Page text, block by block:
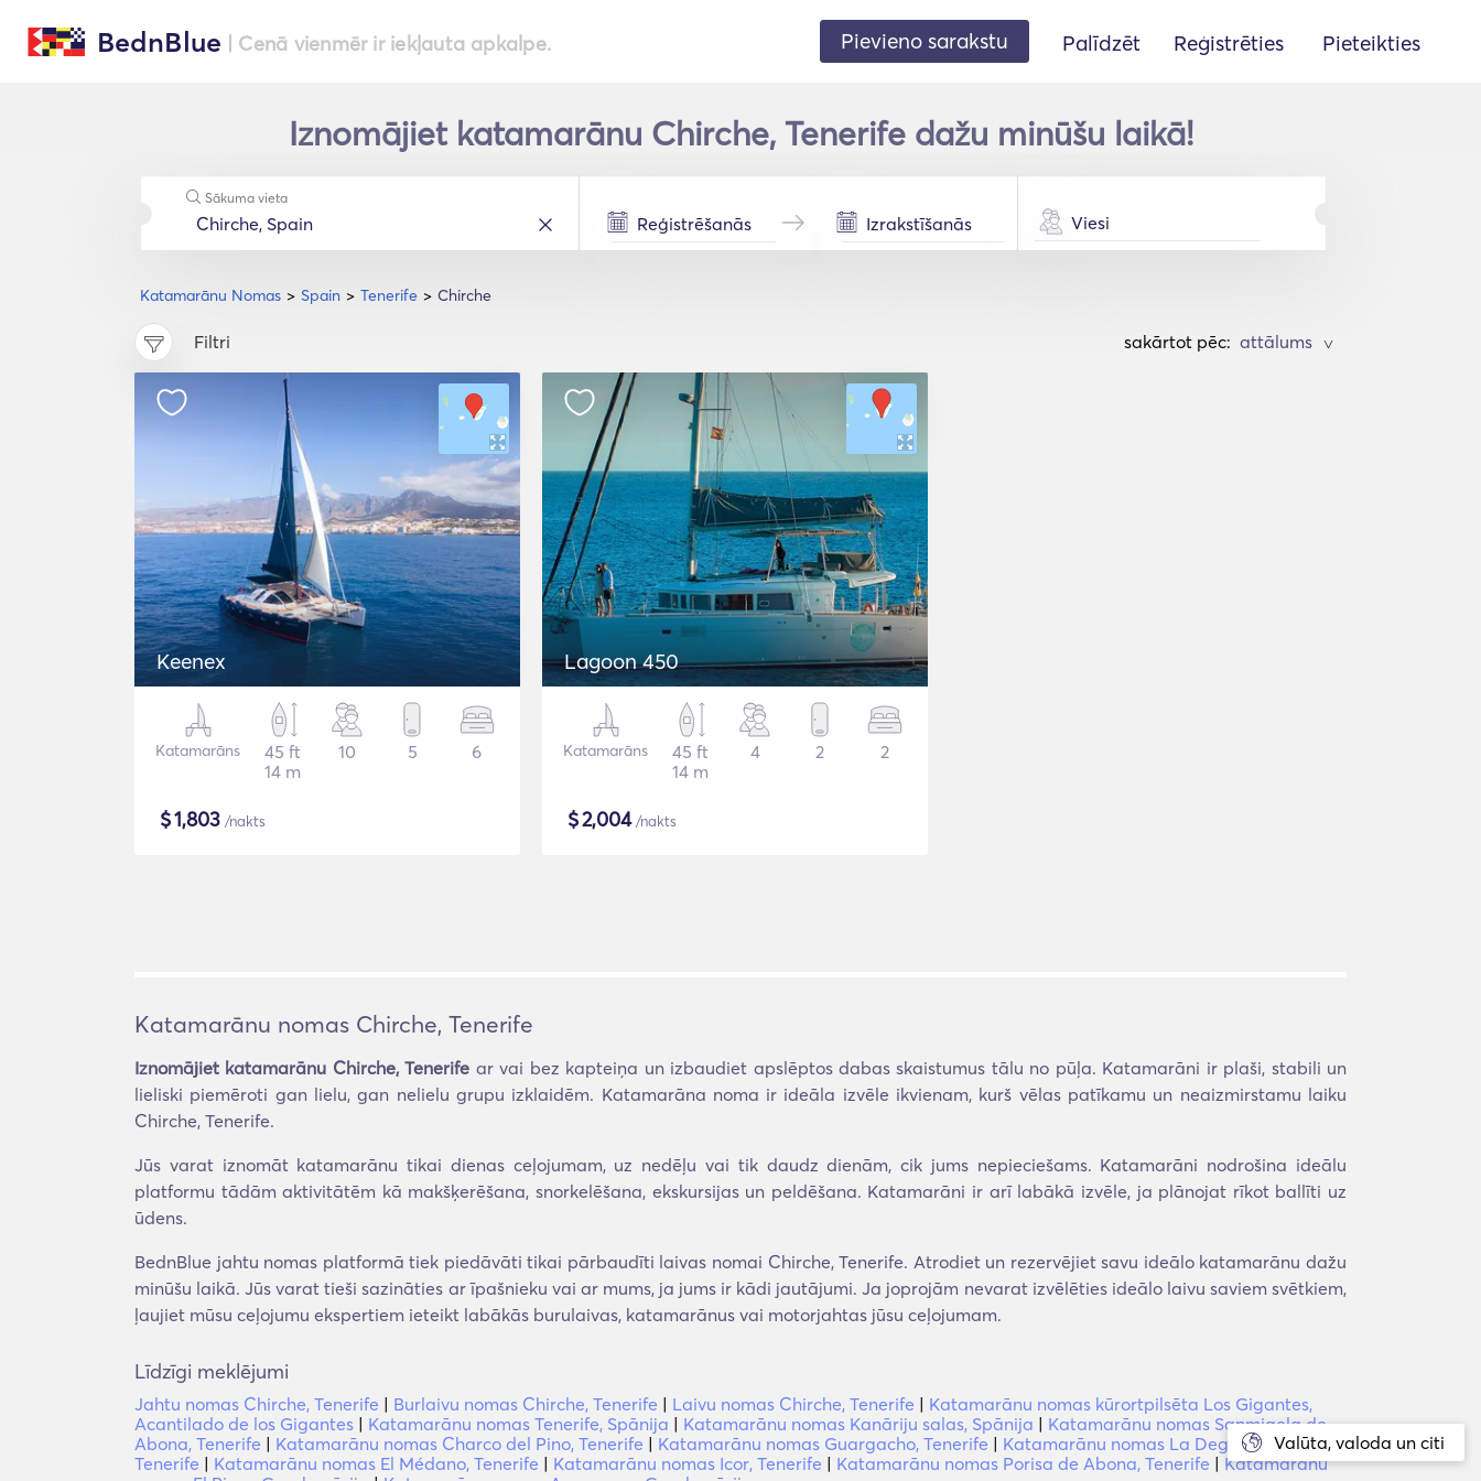
BednBlue | Cenā vienmēr ir iekļauta apkalpe. Pievieno sarakstu Palīdzēt Reģistrēties Pieteikties
Iznomājiet katamarānu Chirche, Tenerife dažu minūšu laikā!
Katamarānu Nomas Spain Tenerife Chirche
Sākuma vieta
Viesi
Filtri sakārtot pēc: >
Keenex
Katamarāns
45 ft
14 m
10 5 6
$1,803 /nakts
Lagoon 450
Katamarāns
45 ft
14 m
4 2 2
$2,004/nakts
Valūta, valoda un citi
Katamarānu nomas Chirche, Tenerife
Iznomājiet katamarānu Chirche, Tenerife ar vai bez kapteiņa un izbaudiet apslēptos dabas skaistumus tālu no pūļa. Katamarāni ir plaši, stabili un
lieliski piemēroti gan lielu, gan nelielu grupu izklaidēm. Katamarāna noma ir ideāla izvēle ikvienam, kurš vēlas patīkamu un neaizmirstamu laiku
Chirche, Tenerife.
Jūs varat iznomāt katamarānu tikai dienas ceļojumam, uz nedēļu vai tik daudz dienām, cik jums nepieciešams. Katamarāni nodrošina ideālu
platformu tādām aktivitātēm kā makšķerēšana, snorkelēšana, ekskursijas un peldēšana. Katamarāni ir arī labākā izvēle, ja plānojat rīkot ballīti uz
ūdens.
BednBlue jahtu nomas platformā tiek piedāvāti tikai pārbaudīti laivas nomai Chirche, Tenerife. Atrodiet un rezervējiet savu ideālo katamarānu dažu
minūšu laikā. Jūs varat tieši sazināties ar īpašnieku vai ar mums, ja jums ir kādi jautājumi. Ja joprojām nevarat izvēlēties ideālo laivu saviem svētkiem,
ļaujiet mūsu ceļojumu ekspertiem ieteikt labākās burulaivas, katamarānus vai motorjahtas jūsu ceļojumam.
Līdzīgi meklējumi
Jahtu nomas Chirche, Tenerife | Burlaivu nomas Chirche, Tenerife | Laivu nomas Chirche, Tenerife | Katamarānu nomas kūrortpilsēta Los Gigantes,
Acantilado de los Gigantes | Katamarānu nomas Tenerife, Spānija | Katamarānu nomas Kanāriju salas, Spānija | Katamarānu nomas Sanmigela de
Abona, Tenerife | Katamarānu nomas Charco del Pino, Tenerife | Katamarānu nomas Guargacho, Tenerife | Katamarānu nomas La Degollada,
Tenerife | Katamarānu nomas El Médano, Tenerife | Katamarānu nomas Icor, Tenerife | Katamarānu nomas Porisa de Abona, Tenerife | Katamarānu